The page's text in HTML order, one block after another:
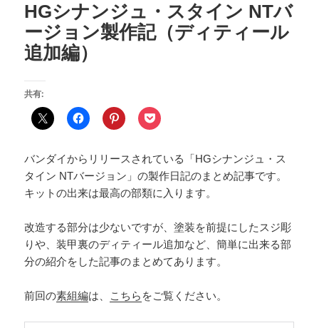
HGシナンジュ・スタイン NTバ
ージョン製作記（ディティール
追加編）
共有:
バンダイからリリースされている「HGシナンジュ・ス
タイン NTバージョン」の製作日記のまとめ記事です。
キットの出来は最高の部類に入ります。
改造する部分は少ないですが、塗装を前提にしたスジ彫
りや、装甲裏のディティール追加など、簡単に出来る部
分の紹介をした記事のまとめてあります。
前回の素組編は、 こちら をご覧ください。